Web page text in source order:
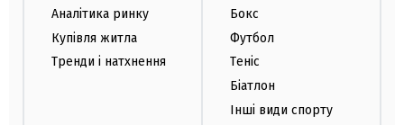
Аналітика ринку
Купівля житла
Тренди і натхнення
Бокс
Футбол
Теніс
Біатлон
Інші види спорту